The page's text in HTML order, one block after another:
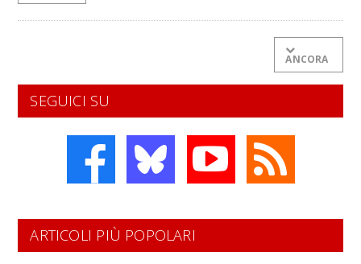
ANCORA
SEGUICI SU
ARTICOLI PIÙ POPOLARI